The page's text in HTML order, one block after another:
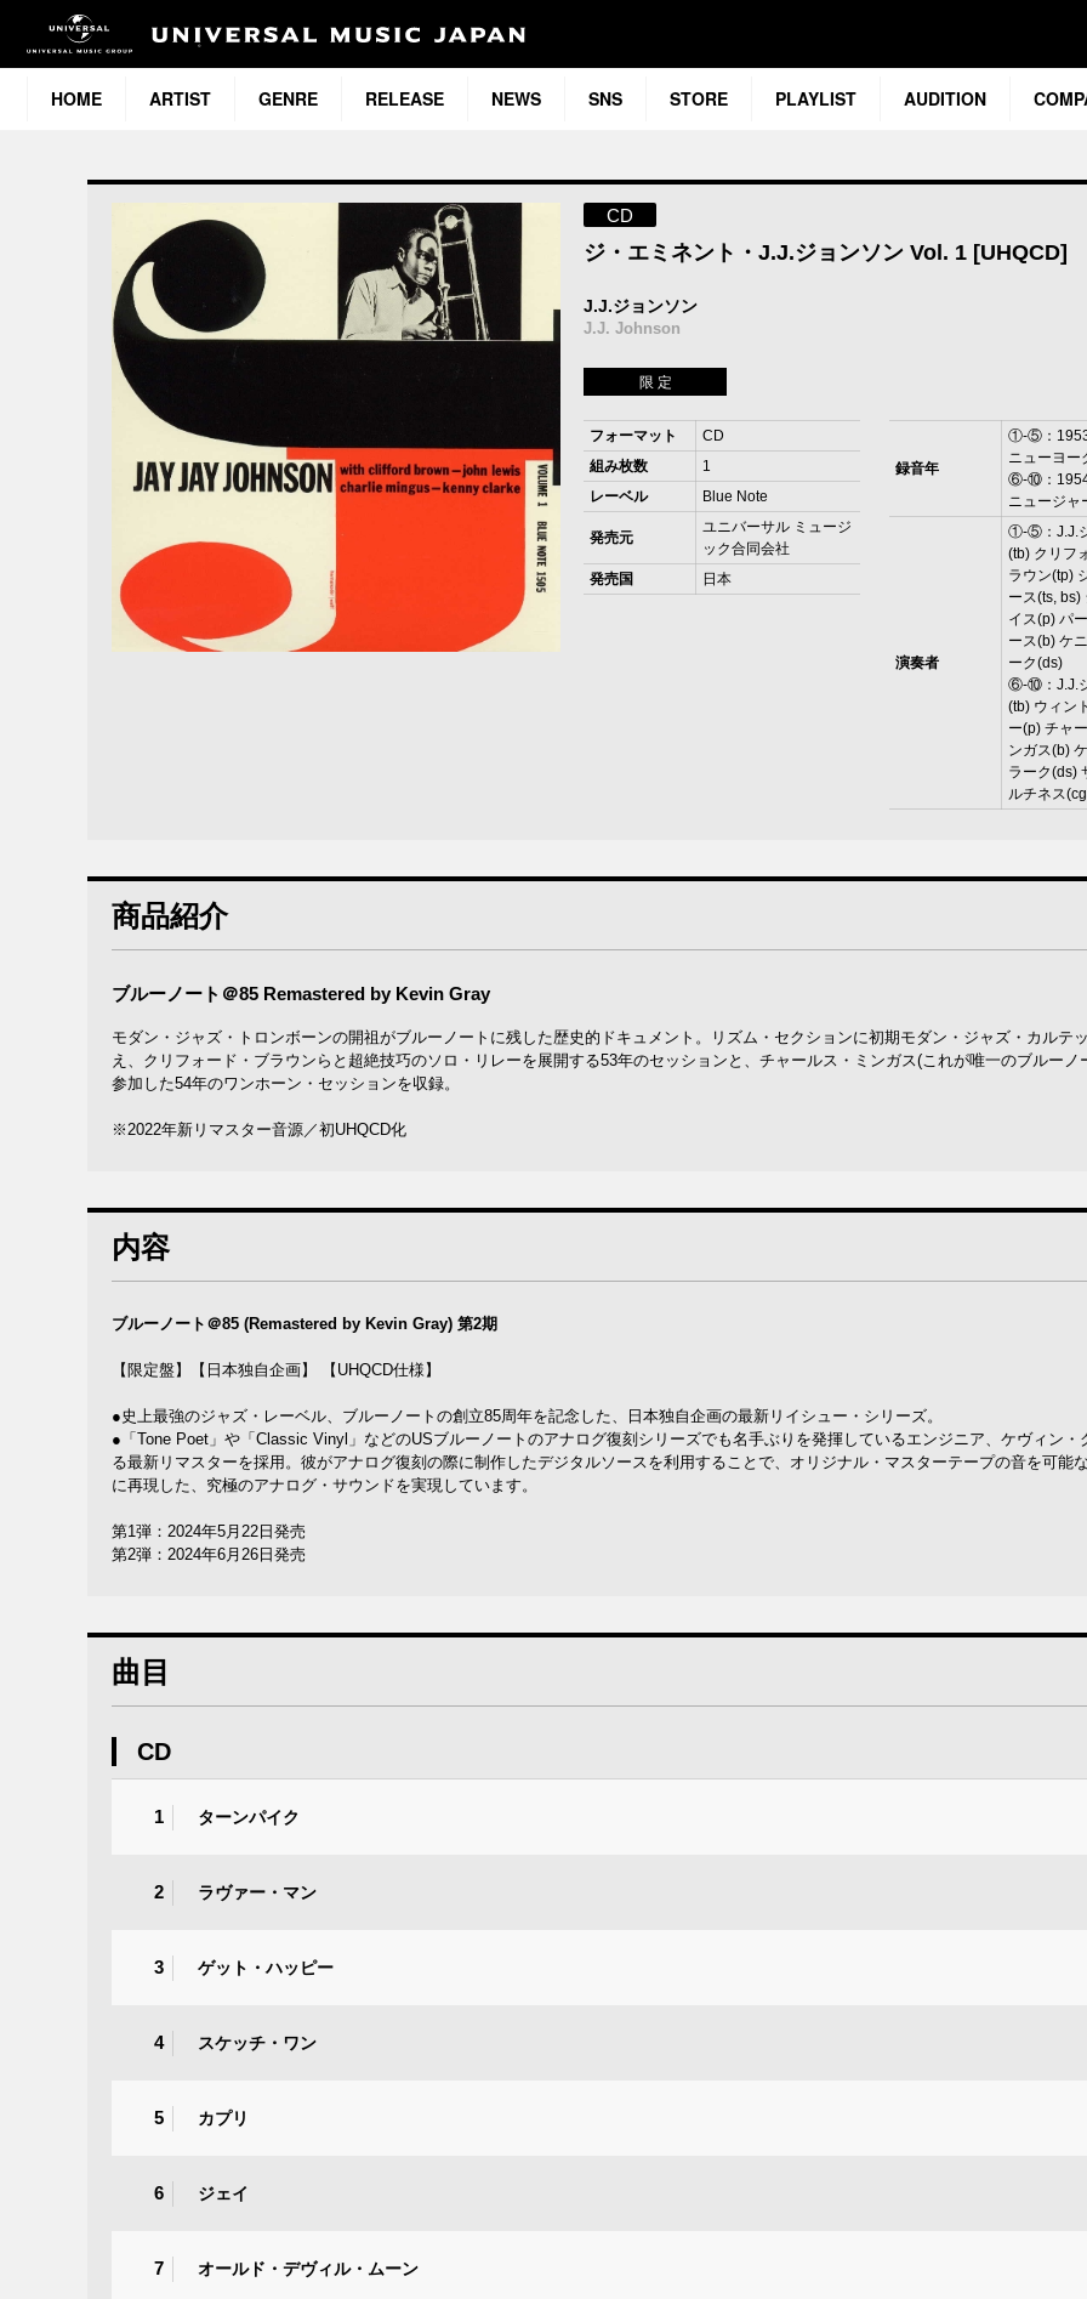
HOME ARTIST GENRE RELEASE NEWS SNS STORE PLAYLIST AUDITION
CD
ジ・エミネント・J.J.ジョンソン Vol. 1 [UHQCD]
J.J.ジョンソン
J.J. Johnson
限 定
フォーマット
CD
組み枚数
1
レーベル
Blue Note
発売元
ユニバーサル ミュージ
ック合同会社
発売国
日本
録音年
①-⑤：1953
ニューヨー
⑥-⑩：1954
ニュージャ
演奏者
①-⑤：J.J.
(tb) クリフ
ラウン(tp)
ース(ts, bs)
イス(p) パ
ース(b) ケ
ーク(ds)
⑥-⑩：J.J.
(tb) ウィン
ー(p) チャ
ンガス(b)
ラーク(ds)
ルチネス
商品紹介
ブルーノート＠85 Remastered by Kevin Gray
モダン・ジャズ・トロンボーンの開祖がブルーノートに残した歴史的ドキュメント。リズム・セクションに初期モダン・ジャズ・カルテ
え、クリフォード・ブラウンらと超絶技巧のソロ・リレーを展開する53年のセッションと、チャールス・ミンガス(これが唯一のブルーノ
参加した54年のワンホーン・セッションを収録。
※2022年新リマスター音源／初UHQCD化
内容
ブルーノート＠85 (Remastered by Kevin Gray) 第2期
【限定盤】【日本独自企画】 【UHQCD仕様】
●史上最強のジャズ・レーベル、ブルーノートの創立85周年を記念した、日本独自企画の最新リイシュー・シリーズ。
●「Tone Poet」や「Classic Vinyl」などのUSブルーノートのアナログ復刻シリーズでも名手ぶりを発揮しているエンジニア、ケヴィン・
る最新リマスターを採用。彼がアナログ復刻の際に制作したデジタルソースを利用することで、オリジナル・マスターテープの音を可能
に再現した、究極のアナログ・サウンドを実現しています。
第1弾：2024年5月22日発売
第2弾：2024年6月26日発売
曲目
CD
1 ターンパイク
2 ラヴァー・マン
3 ゲット・ハッピー
4 スケッチ・ワン
5 カプリ
6 ジェイ
7 オールド・デヴィル・ムーン